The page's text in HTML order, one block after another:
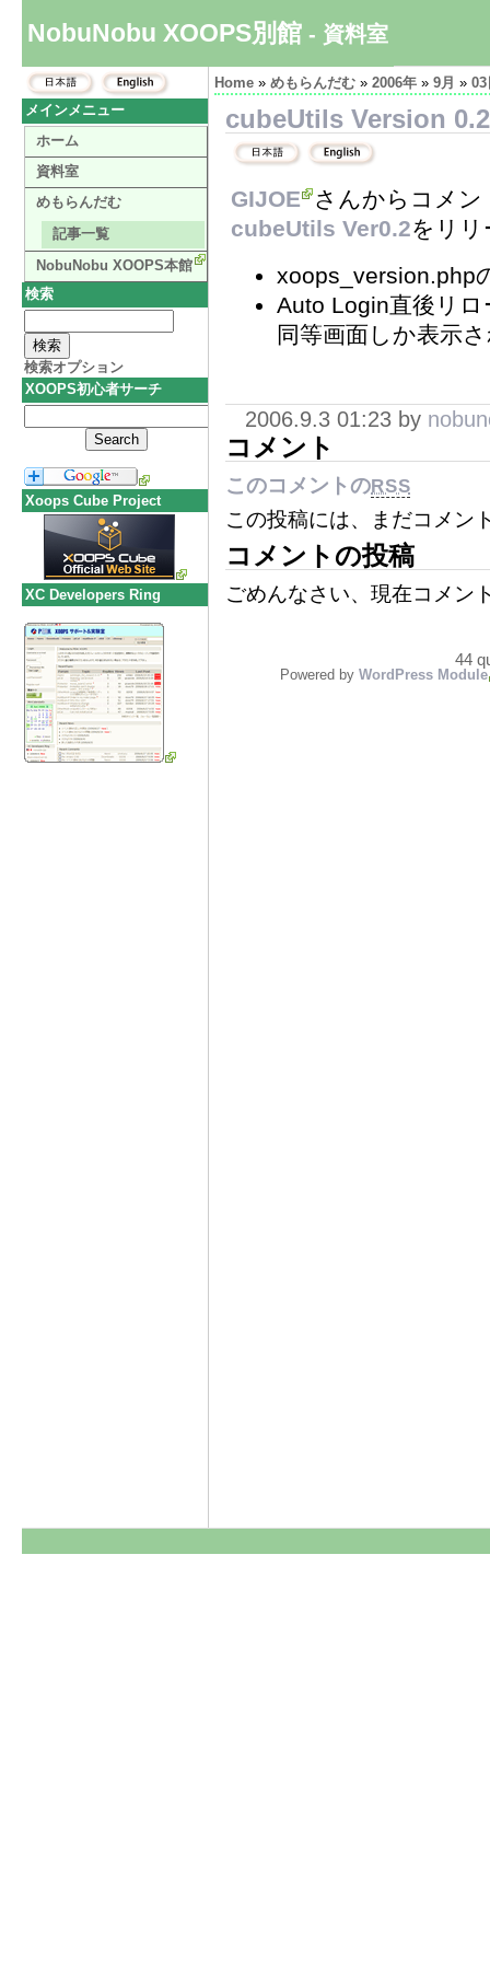
NobuNobu XOOPS別館 - 資料室
Home » めもらんだむ » 2006年 » 9月 » 03
cubeUtils Version 0.2
GIJOE
さんからコメン
cubeUtils Ver0.2をリ
xoops_version.php
Auto Login直後リ
同等画面しか表示
2006.9.3 01:23 by
コメント
このコメントのRSS
この投稿には、まだコメン
コメントの投稿
ごめんなさい、現在コメン
44
Powered by WordPress Module
メインメニュー
ホーム
資料室
めもらんだむ
記事一覧
NobuNobu XOOPS本館
検索
検索オプション
XOOPS初心者サーチ
Xoops Cube Project
XC Developers Ring